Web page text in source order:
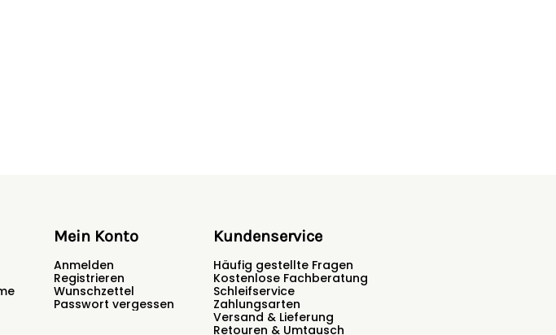
Mein Konto
Anmelden
Registrieren
Wunschzettel
Passwort vergessen
Kundenservice
Häufig gestellte Fragen
Kostenlose Fachberatung
Schleifservice
Zahlungsarten
Versand & Lieferung
Retouren & Umtausch